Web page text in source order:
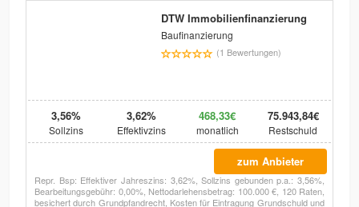
DTW Immobilienfinanzierung
Baufinanzierung
(1 Bewertungen)
3,56%
Sollzins
3,62%
Effektivzins
468,33€
monatlich
75.943,84€
Restschuld
zum Anbieter
Repr. Bsp: Effektiver Jahreszins: 3,62%, Sollzins gebunden p.a.: 3,56%,
Bearbeitungsgebühr: 0,00%, Nettodarlehensbetrag: 100.000 €, 120 Raten,
besichert durch Grundpfandrecht, Kosten für Eintragung Grundschuld und